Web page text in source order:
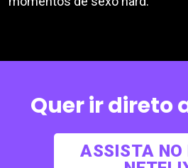
Quer ir direto
ASSISTA NO